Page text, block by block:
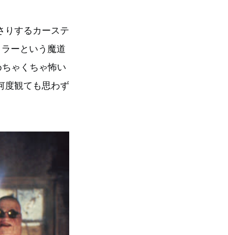
りするカーステ
ーという魔道
ゃくちゃ怖い
度観ても思わず